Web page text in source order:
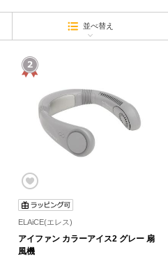
並べ替え
ELAiCE(エレス)
アイファン カラーアイス2 グレー 扇
風機